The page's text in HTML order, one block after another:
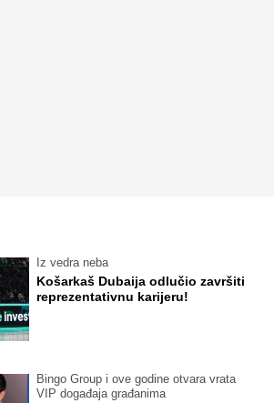
Iz vedra neba
Košarkaš Dubaija odlučio završiti
reprezentativnu karijeru!
Bingo Group i ove godine otvara vrata
VIP događaja građanima